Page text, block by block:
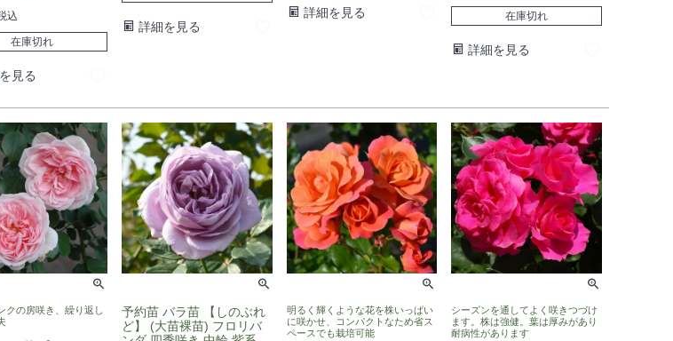
込
在庫切れ
見る
詳細を見る
詳細を見る 在庫切れ
詳細を見る
クの房咲き、繰り返し
予約苗 バラ苗 【しのぶれ
ど】 (大苗裸苗) フロリバ
明るく輝くような花を株いっぱい
に咲かせ、コンパクトなため省ス
ペースでも栽培可能
シーズンを通してよく咲きつづけ
ます。株は強健。葉は厚みがあり
耐病性があります